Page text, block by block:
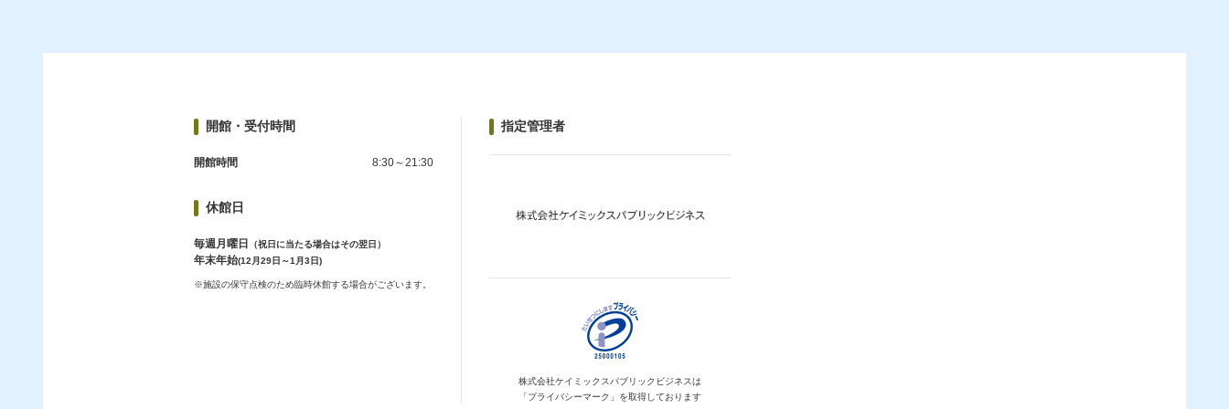
開館・受付時間
開館時間 8:30～21:30
休館日
毎週月曜日 （祝日に当たる場合はその翌日）
年末年始(12月29日～1月3日)
※施設の保守点検のため臨時休館する場合がございます。
指定管理者
株式会社ケイミックス パブリックビジネスは
「プライバシーマーク」を取得しております